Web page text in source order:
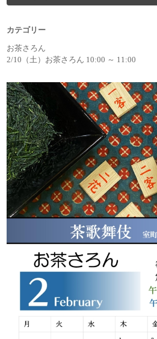
カテゴリー
お茶さろん
2/10（土）お茶さろん 10:00 ～ 11:00